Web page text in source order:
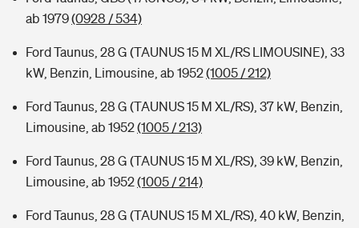
ab 1979(0928 / 534)
Ford Taunus, 28 G (TAUNUS 15 M XL/RS LIMOUSINE), 33
kW, Benzin, Limousine, ab 1952(1005 / 212)
Ford Taunus, 28 G (TAUNUS 15 M XL/RS), 37 kW, Benzin,
Limousine, ab 1952(1005 / 213)
Ford Taunus, 28 G (TAUNUS 15 M XL/RS), 39 kW, Benzin,
Limousine, ab 1952(1005 / 214)
Ford Taunus, 28 G (TAUNUS 15 M XL/RS), 40 kW, Benzin,